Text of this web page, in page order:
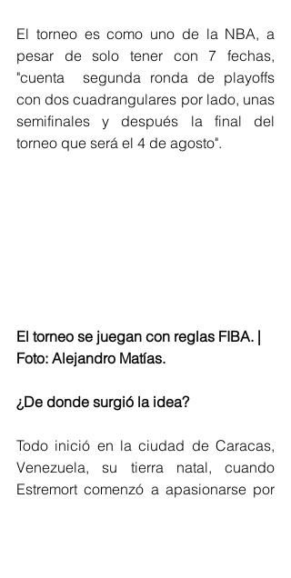
El torneo es como uno de la NBA, a
pesar de solo tener con 7 fechas,
"cuenta  segunda ronda de playoffs
con dos cuadrangulares por lado, unas
semifinales y después la final del
torneo que será el 4 de agosto".
El torneo se juegan con reglas FIBA. |
Foto: Alejandro Matías.
¿De donde surgió la idea?
Todo inició en la ciudad de Caracas,
Venezuela, su tierra natal, cuando
Estremort comenzó a apasionarse por